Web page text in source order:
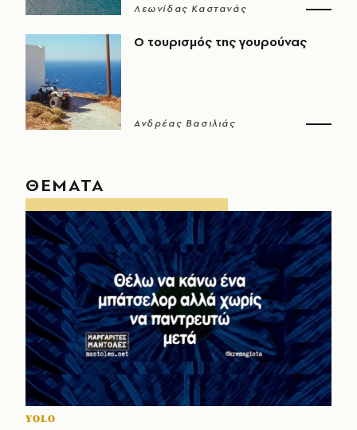
Λεωνίδας Καστανάς
Ο τουρισμός της γουρούνας
Ανδρέας Βασιλιάς
ΘΕΜΑΤΑ
YOLO